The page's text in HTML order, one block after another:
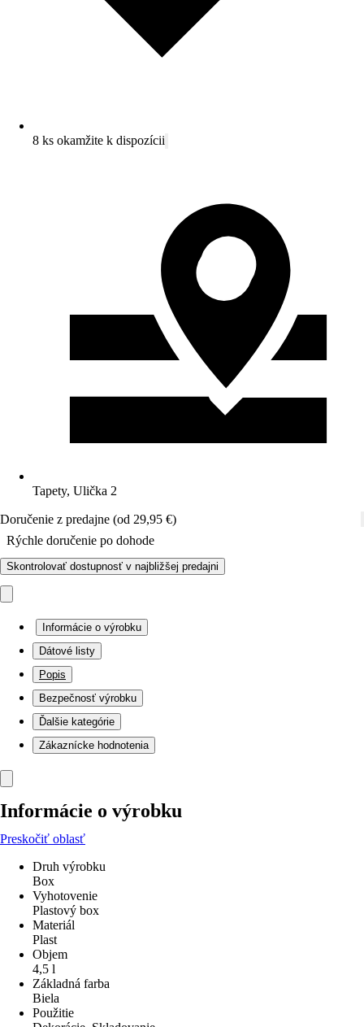
8 ks okamžite k dispozícii
Tapety, Ulička 2
Doručenie z predajne (od 29,95 €)
Rýchle doručenie po dohode
Skontrolovať dostupnosť v najbližšej predajni
Informácie o výrobku
Dátové listy
Popis
Bezpečnosť výrobku
Ďalšie kategórie
Zákaznícke hodnotenia
Informácie o výrobku
Preskočiť oblasť
Druh výrobku
Box
Vyhotovenie
Plastový box
Materiál
Plast
Objem
4,5 l
Základná farba
Biela
Použitie